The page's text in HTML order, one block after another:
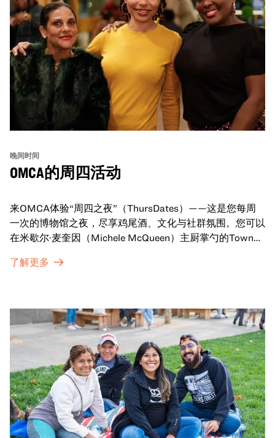
晚间时间
OMCA的周四活动
来OMCA体验“周四之夜”（ThursDates）——这是您每周
一次的博物馆之夜，尽享鸡尾酒、文化与社群氛围。您可以
在米歇尔·麦奎因（Michele McQueen）主厨掌勺的Town
探索那些在夜幕下焕发活力的展厅，那里将呈现快闪表演、
了解更多